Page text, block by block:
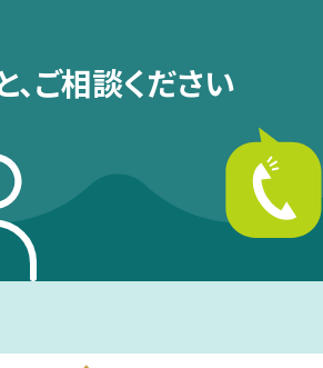
ご相談ください